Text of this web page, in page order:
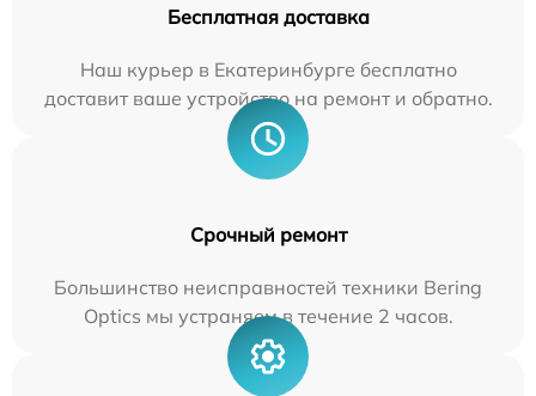
Бесплатная доставка
Наш курьер в Екатеринбурге бесплатно
доставит ваше устройство на ремонт и обратно.
Срочный ремонт
Большинство неисправностей техники Bering
Optics мы устраняем в течение 2 часов.